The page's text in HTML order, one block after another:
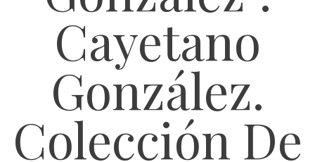
Cayetano
González.
Colección De